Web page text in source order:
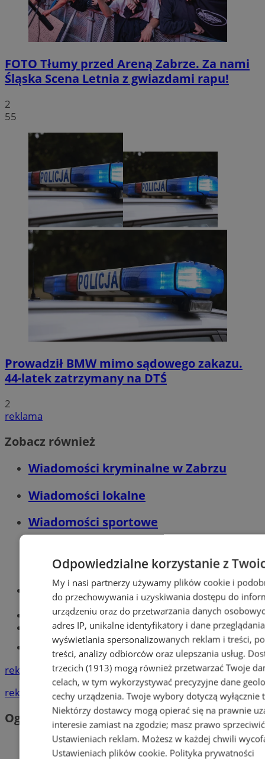
FOTO Tłumy przed Areną Zabrze. Za nami
Śląska Scena Letnia z gwiazdami rapu!
2
55
Prowadził BMW mimo sądowego zakazu.
44-latek zatrzymany na DTŚ
2
reklama
Zobacz również
Wiadomości kryminalne w Zabrzu
Wiadomości lokalne
Wiadomości sportowe
Optyk, okulista
Zabrze
Największy sklep z częściami online!
Książeczka sanepidowska
Tworzenie stron www -Zabrze
reklama
reklama
Ogłoszenia
Odpowiedzialne korzystanie z
My i nasi partnerzy używamy plików cookie i
do przechowywania i uzyskiwania dostępu do
urządzeniu oraz do przetwarzania danych
adres IP, unikalne identyfikatory i dane
wyświetlania spersonalizowanych reklam i treści,
treści, analizy odbiorców oraz ulepszania usług.
trzecich (1913)mogą również przetwarzać Twoje
celach, w tym wykorzystywać precyzyjne dane
cechy urządzenia. Twoje wybory dotyczą wyłącznie
Niektórzy dostawcy mogą opierać się na prawnie
interesie zamiast na zgodzie; masz prawo
Ustawieniach reklam. Możesz w każdej chwili
Ustawieniach plików cookie. Polityka prywatności